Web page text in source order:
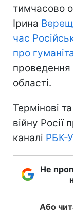
тимчасово
Ірина
час
про
проведення
області.
Термінові
війну Росії
каналі РБК-
Не
Або